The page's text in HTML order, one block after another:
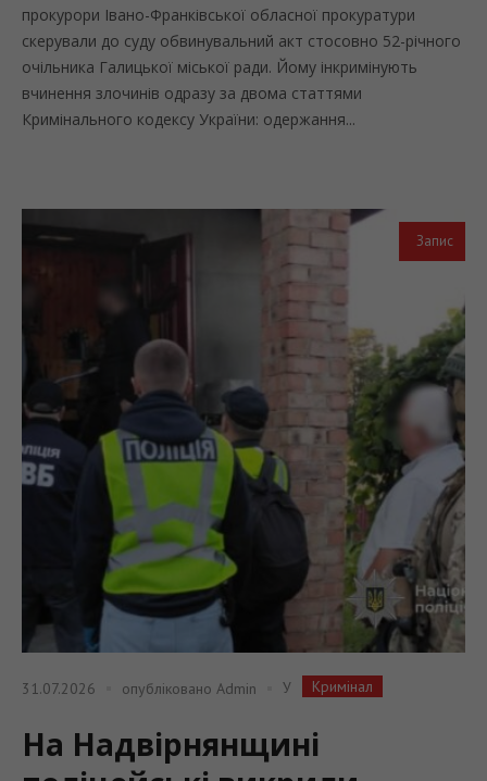
прокурори Івано-Франківської обласної прокуратури
скерували до суду обвинувальний акт стосовно 52-річного
очільника Галицької міської ради. Йому інкримінують
вчинення злочинів одразу за двома статтями
Кримінального кодексу України: одержання...
Запис
31.07.2026 опубліковано Admin У Кримінал
На Надвірнянщині